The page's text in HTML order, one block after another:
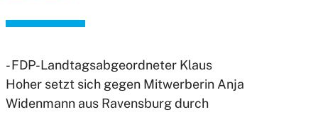
- FDP-Landtagsabgeordneter Klaus
Hoher setzt sich gegen Mitwerberin Anja
Widenmann aus Ravensburg durch